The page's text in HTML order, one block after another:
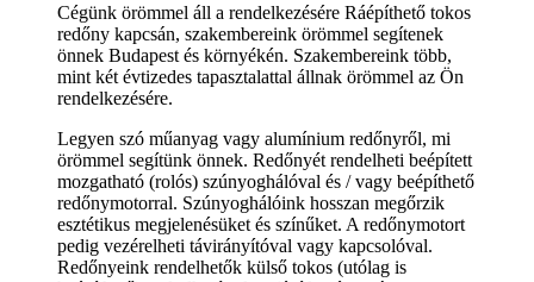
Cégünk örömmel áll a rendelkezésére Ráépíthető tokos
redőny kapcsán, szakembereink örömmel segítenek
önnek Budapest és környékén. Szakembereink több,
mint két évtizedes tapasztalattal állnak örömmel az Ön
rendelkezésére.
Legyen szó műanyag vagy alumínium redőnyről, mi
örömmel segítünk önnek. Redőnyét rendelheti beépített
mozgatható (rolós) szúnyoghálóval és / vagy beépíthető
redőnymotorral. Szúnyoghálóink hosszan megőrzik
esztétikus megjelenésüket és színűket. A redőnymotort
pedig vezérelheti távirányítóval vagy kapcsolóval.
Redőnyeink rendelhetők külső tokos (utólag is